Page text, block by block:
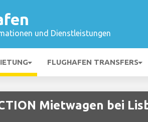
und Dienstleistungen
FLUGHAFEN TRANSFERS
Mietwagen bei